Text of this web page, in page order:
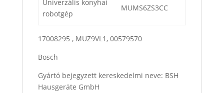
Univerzális konyhai
robotgép
MUMS6ZS3CC
17008295 , MUZ9VL1, 00579570
Bosch
Gyártó bejegyzett kereskedelmi neve: BSH
Hausgeräte GmbH